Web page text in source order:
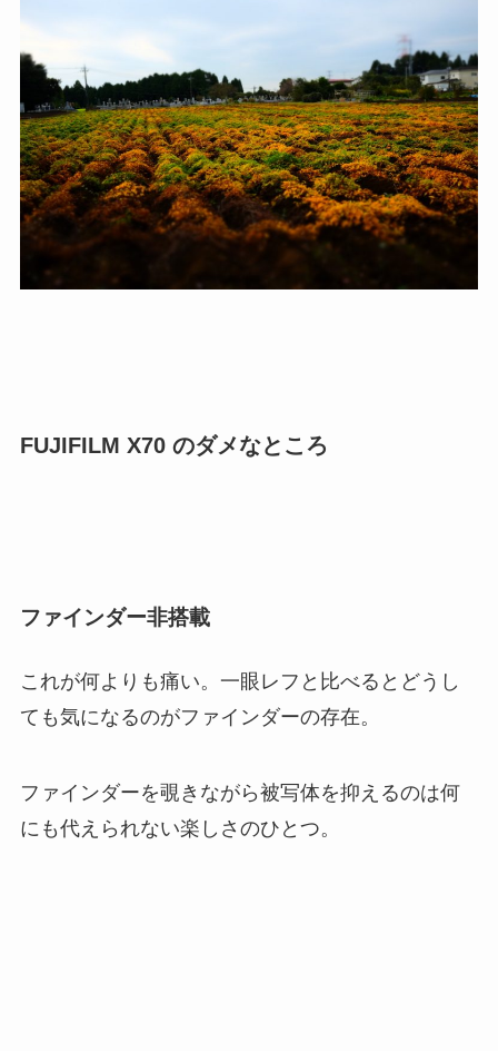
FUJIFILM X70 のダメなところ
ファインダー非搭載
これが何よりも痛い。一眼レフと比べるとどうし
ても気になるのがファインダーの存在。
ファインダーを覗きながら被写体を抑えるのは何
にも代えられない楽しさのひとつ。